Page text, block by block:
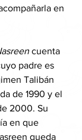
en
cuenta
padre es
Talibán
de 1990 y el
2000. Su
en que
queda